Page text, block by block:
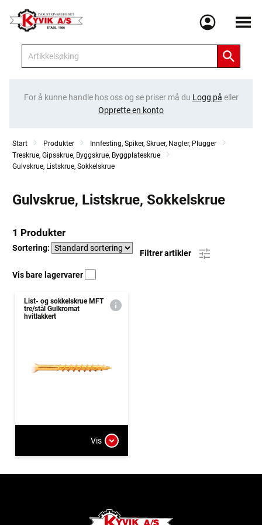
Meny
For å kunne handle hos oss og se priser må du Logg på eller
Opprette en konto
Start Produkter
Innfesting, Spiker, Skruer, Nagler, Plugger
Treskrue, Gipsskrue, Byggskrue, Byggplateskrue
Gulvskrue, Listskrue, Sokkelskrue
Gulvskrue, Listskrue, Sokkelskrue
1 Produkter
Sortering:
Filtrer artikler
Vis bare lagervarer
List- og sokkelskrue MFT
tre/stål Gulkromat
hvitlakkert
Vis